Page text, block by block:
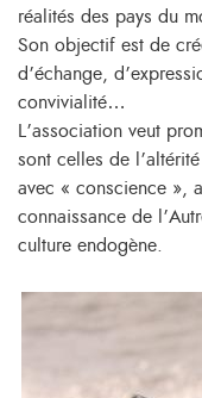
réalités des pays du
Son objectif est de
d’échange,
convivialité…
L’association veut
sont celles de
avec « conscience »,
connaissance de
culture endogène.